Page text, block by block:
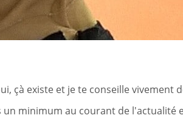
çà existe et je te conseille vivement
minimum au courant de l'actualité